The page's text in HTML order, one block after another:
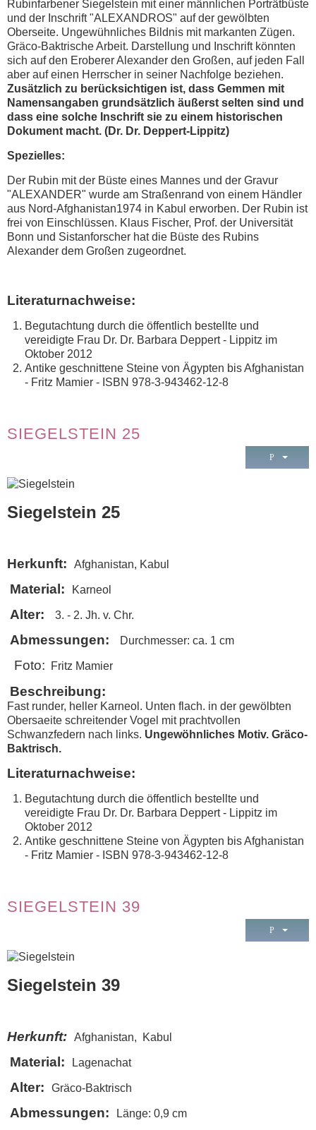
Rubinfarbener Siegelstein mit einer männlichen Porträtbüste
und der Inschrift "ALEXANDROS" auf der gewölbten
Oberseite. Ungewühnliches Bildnis mit markanten Zügen.
Gräco-Baktrische Arbeit. Darstellung und Inschrift könnten
sich auf den Eroberer Alexander den Großen, auf jeden Fall
aber auf einen Herrscher in seiner Nachfolge beziehen.
Zusätzlich zu berücksichtigen ist, dass Gemmen mit
Namensangaben grundsätzlich äußerst selten sind und
dass eine solche Inschrift sie zu einem historischen
Dokument macht. (Dr. Dr. Deppert-Lippitz)
Spezielles:
Der Rubin mit der Büste eines Mannes und der Gravur
"ALEXANDER" wurde am Straßenrand von einem Händler
aus Nord-Afghanistan1974 in Kabul erworben. Der Rubin ist
frei von Einschlüssen. Klaus Fischer, Prof. der Universität
Bonn und Sistanforscher hat die Büste des Rubins
Alexander dem Großen zugeordnet.
Literaturnachweise:
Begutachtung durch die öffentlich bestellte und
vereidigte Frau Dr. Dr. Barbara Deppert - Lippitz im
Oktober 2012
Antike geschnittene Steine von Ägypten bis Afghanistan
- Fritz Mamier - ISBN 978-3-943462-12-8
SIEGELSTEIN 25
Siegelstein 25
Herkunft: Afghanistan, Kabul
Material: Karneol
Alter: 3. - 2. Jh. v. Chr.
Abmessungen: Durchmesser: ca. 1 cm
Foto: Fritz Mamier
Beschreibung:
Fast runder, heller Karneol. Unten flach. in der gewölbten
Obersaeite schreitender Vogel mit prachtvollen
Schwanzfedern nach links. Ungewöhnliches Motiv. Gräco-
Baktrisch.
Literaturnachweise:
Begutachtung durch die öffentlich bestellte und
vereidigte Frau Dr. Dr. Barbara Deppert - Lippitz im
Oktober 2012
Antike geschnittene Steine von Ägypten bis Afghanistan
- Fritz Mamier - ISBN 978-3-943462-12-8
SIEGELSTEIN 39
Siegelstein 39
Herkunft: Afghanistan, Kabul
Material: Lagenachat
Alter: Gräco-Baktrisch
Abmessungen: Länge: 0,9 cm